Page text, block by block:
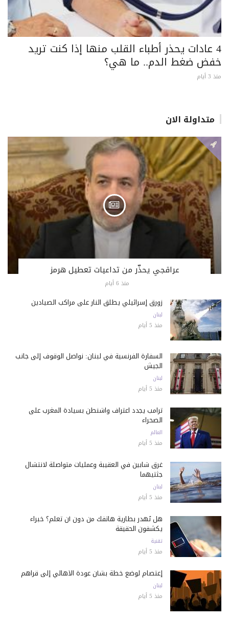
4 عادات يحذر أطباء القلب منها إذا كنت تريد
خفض ضغط الدم.. ما هي؟
منذ 3 أيام
متداولة الان
عراقجي يحذّر من تداعيات تعطيل هرمز
منذ 6 أيام
زورق إسرائيلي يطلق النار على مراكب الصيادين
لبنان
منذ 5 أيام
السفارة الفرنسية في لبنان: نواصل الوقوف إلى جانب
الجيش
لبنان
منذ 5 أيام
ترامب يجدد اعتراف واشنطن بسيادة المغرب على
الصحراء
العالم
منذ 5 أيام
غرق شابين في العقيبة وعمليات متواصلة لانتشال
جثتيهما
لبنان
منذ 5 أيام
هل تُهدر بطارية هاتفك من دون أن تعلم؟ خبراء
يكشفون الحقيقة
تقنية
منذ 5 أيام
إعتصام لوضع خطة بشأن عودة الأهالي إلى قراهم
لبنان
منذ 5 أيام